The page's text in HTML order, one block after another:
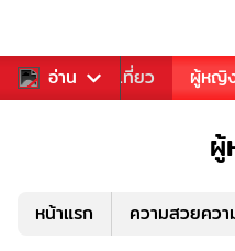
อ่าน
อาหาร ท่องเที่ยว ผู้หญิ
หน้าแรก ความสวยควา